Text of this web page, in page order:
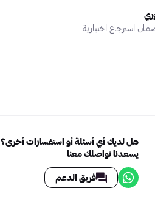
استرجاع اختيارية
هل لديك أي أسئلة أو استفسارات أخرى؟
يسعدنا تواصلك معنا
فريق الدعم